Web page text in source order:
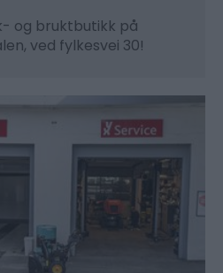
og bruktbutikk på
ved fylkesvei 30!